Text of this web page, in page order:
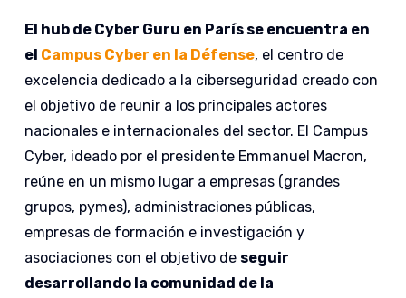
El hub de Cyber Guru en París se encuentra en
el Campus Cyber en la Défense, el centro de
excelencia dedicado a la ciberseguridad creado con
el objetivo de reunir a los principales actores
nacionales e internacionales del sector. El Campus
Cyber, ideado por el presidente Emmanuel Macron,
reúne en un mismo lugar a empresas (grandes
grupos, pymes), administraciones públicas,
empresas de formación e investigación y
asociaciones con el objetivo de seguir
desarrollando la comunidad de la